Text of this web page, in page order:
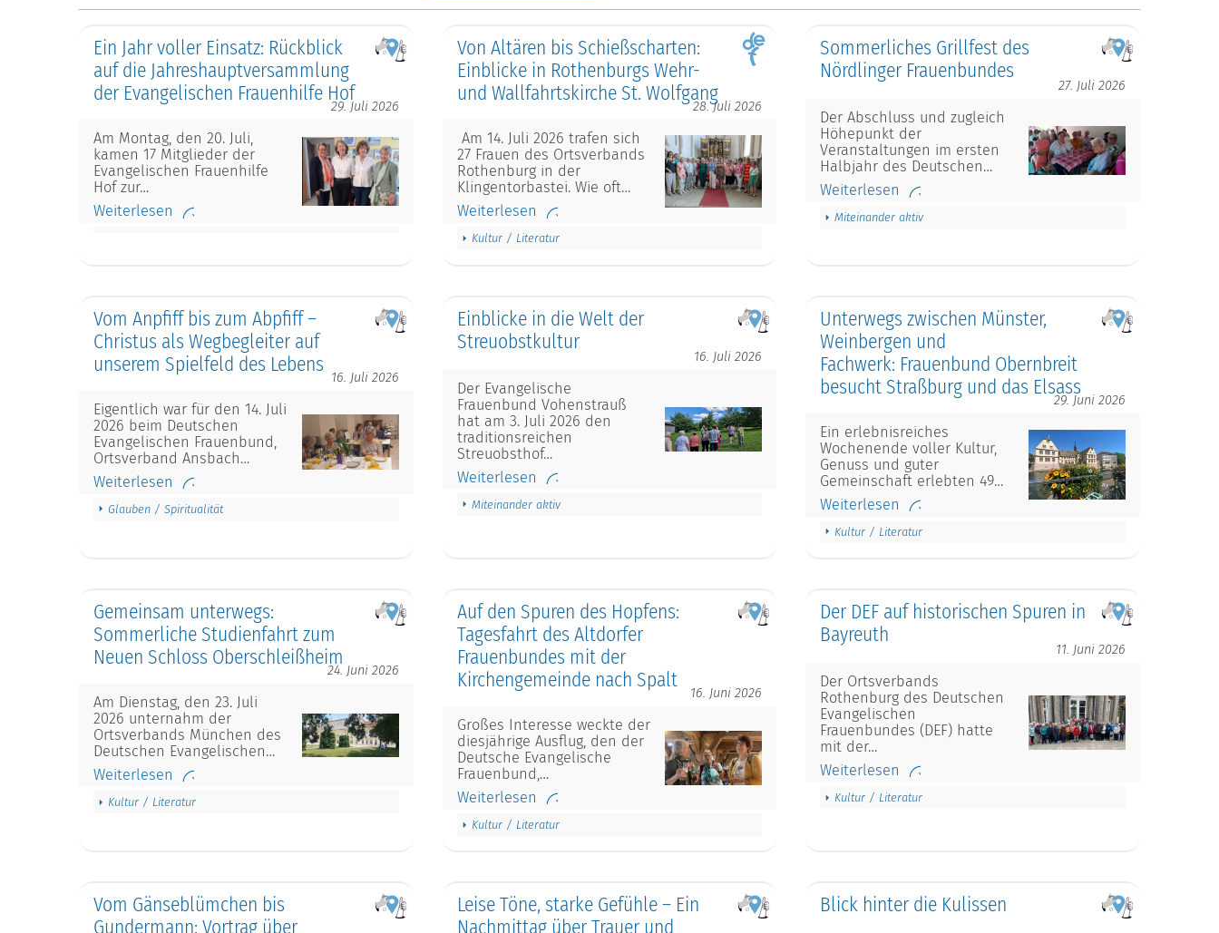
Ein Jahr voller Einsatz: Rückblick
auf die Jahreshauptversammlung
der Evangelischen Frauenhilfe Hof
29. Juli 2026
Am Montag, den 20. Juli,
kamen 17 Mitglieder der
Evangelischen Frauenhilfe
Hof zur…
Weiterlesen
Von Altären bis Schießscharten:
Einblicke in Rothenburgs Wehr-
und Wallfahrtskirche St. Wolfgang
28. Juli 2026
Am 14. Juli 2026 trafen sich
27 Frauen des Ortsverbands
Rothenburg in der
Klingentorbastei. Wie oft…
Weiterlesen
Kultur / Literatur
Sommerliches Grillfest des
Nördlinger Frauenbundes
27. Juli 2026
Der Abschluss und zugleich
Höhepunkt der
Veranstaltungen im ersten
Halbjahr des Deutschen…
Weiterlesen
Miteinander aktiv
Vom Anpfiff bis zum Abpfiff –
Christus als Wegbegleiter auf
unserem Spielfeld des Lebens
16. Juli 2026
Eigentlich war für den 14. Juli
2026 beim Deutschen
Evangelischen Frauenbund,
Ortsverband Ansbach…
Weiterlesen
Glauben / Spiritualität
Einblicke in die Welt der
Streuobstkultur
16. Juli 2026
Der Evangelische
Frauenbund Vohenstrauß
hat am 3. Juli 2026 den
traditionsreichen
Streuobsthof…
Weiterlesen
Miteinander aktiv
Unterwegs zwischen Münster,
Weinbergen und
Fachwerk: Frauenbund Obernbreit
besucht Straßburg und das Elsass
29. Juni 2026
Ein erlebnisreiches
Wochenende voller Kultur,
Genuss und guter
Gemeinschaft erlebten 49…
Weiterlesen
Kultur / Literatur
Gemeinsam unterwegs:
Sommerliche Studienfahrt zum
Neuen Schloss Oberschleißheim
24. Juni 2026
Am Dienstag, den 23. Juli
2026 unternahm der
Ortsverbands München des
Deutschen Evangelischen…
Weiterlesen
Kultur / Literatur
Auf den Spuren des Hopfens:
Tagesfahrt des Altdorfer
Frauenbundes mit der
Kirchengemeinde nach Spalt
16. Juni 2026
Großes Interesse weckte der
diesjährige Ausflug, den der
Deutsche Evangelische
Frauenbund,…
Weiterlesen
Kultur / Literatur
Der DEF auf historischen Spuren in
Bayreuth
11. Juni 2026
Der Ortsverbands
Rothenburg des Deutschen
Evangelischen
Frauenbundes (DEF) hatte
mit der…
Weiterlesen
Kultur / Literatur
Vom Gänseblümchen bis
Gundermann: Vortrag über
Leise Töne, starke Gefühle – Ein
Nachmittag über Trauer und
Blick hinter die Kulissen